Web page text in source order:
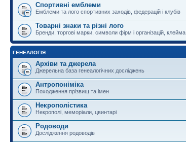
Спортивні емблеми
Емблеми та лого спортивних заходів, федерацій і клубів
Товарні знаки та різні лого
Бренди, торгові марки, символи фірм і організацій, клейма
ГЕНЕАЛОГІЯ
Архіви та джерела
Джерельна база генеалогічних досліджень
Антропоніміка
Походження прізвищ та імен
Некрополістика
Некрополі, меморіали, цвинтарі
Родоводи
Дослідження родоводів